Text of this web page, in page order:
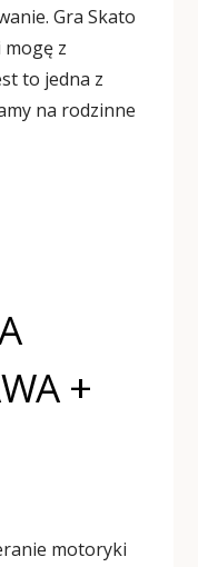
Gra Skato
mogę z
to jedna z
na rodzinne
+
motoryki